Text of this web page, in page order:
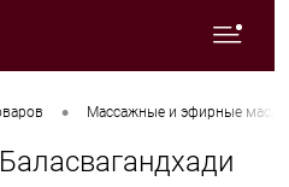
• Массажные и эфирные масла